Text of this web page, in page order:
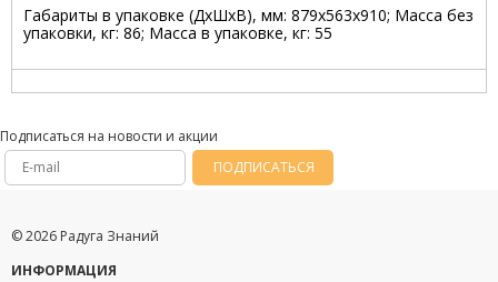
Габариты в упаковке (ДхШхВ), мм: 879х563х910; Масса без
упаковки, кг: 86; Масса в упаковке, кг: 55
Подписаться на новости и акции
ПОДПИСАТЬСЯ
© 2026 Радуга Знаний
ИНФОРМАЦИЯ